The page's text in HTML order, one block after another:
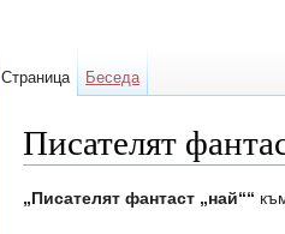
Писателят
„Писателят фантаст „най““
Страница Беседа